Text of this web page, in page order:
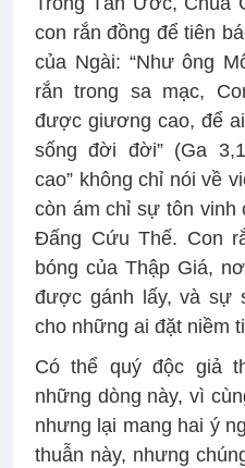
con rắn đồng để tiên
của Ngài: “Như ông
rắn trong sa mạc,
được giương cao, để
sống đời đời” (Ga
cao” không chỉ nói về
còn ám chỉ sự tôn vinh
Đấng Cứu Thế. Con
bóng của Thập Giá,
được gánh lấy, và sự
cho những ai đặt niềm
Có thể quý độc giả
những dòng này, vì
nhưng lại mang hai ý
thuẫn này, nhưng